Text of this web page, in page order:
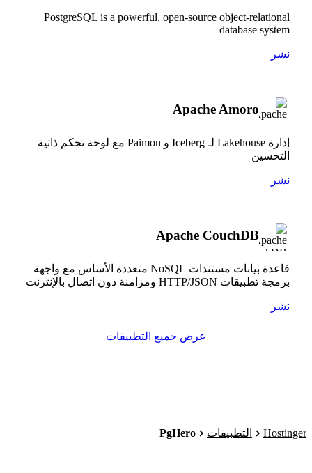
PostgreSQL is a powerful, open-source object-relational
database system
نشر
Apache Amoro
إدارة Lakehouse لـ Iceberg و Paimon مع لوحة تحكم ذاتية
التحسين
نشر
Apache CouchDB
قاعدة بيانات مستندات NoSQL متعددة الأساس مع واجهة
برمجة تطبيقات HTTP/JSON ومزامنة دون اتصال بالإنترنت
نشر
عرض جميع التطبيقات
Hostinger التطبيقات PgHero